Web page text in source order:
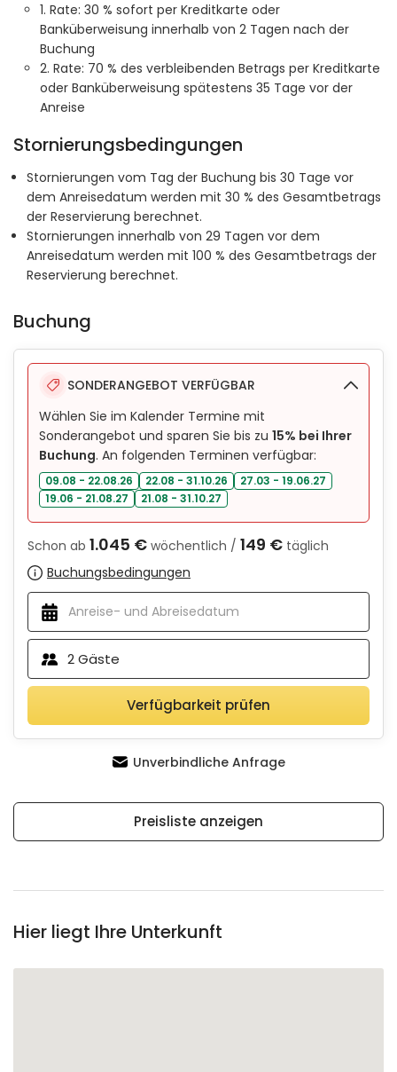
1. Rate: 30 % sofort per Kreditkarte oder
Banküberweisung innerhalb von 2 Tagen nach der
Buchung
2. Rate: 70 % des verbleibenden Betrags per Kreditkarte
oder Banküberweisung spätestens 35 Tage vor der
Anreise
Stornierungsbedingungen
Stornierungen vom Tag der Buchung bis 30 Tage vor
dem Anreisedatum werden mit 30 % des Gesamtbetrags
der Reservierung berechnet.
Stornierungen innerhalb von 29 Tagen vor dem
Anreisedatum werden mit 100 % des Gesamtbetrags der
Reservierung berechnet.
Buchung
SONDERANGEBOT VERFÜGBAR
Wählen Sie im Kalender Termine mit
Sonderangebot und sparen Sie bis zu 15% bei Ihrer
Buchung. An folgenden Terminen verfügbar:
09.08 - 22.08.26 22.08 - 31.10.26
27.03 - 19.06.27
19.06 - 21.08.27
21.08 - 31.10.27
Schon ab 1.045 € wöchentlich / 149 € täglich
Buchungsbedingungen
2Gäste
Verfügbarkeit prüfen
Unverbindliche Anfrage
Preisliste anzeigen
Hier liegt Ihre Unterkunft